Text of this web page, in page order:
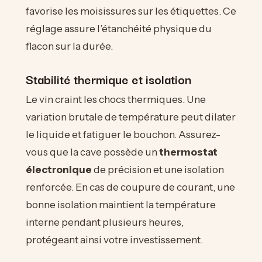
favorise les moisissures sur les étiquettes. Ce
réglage assure l’étanchéité physique du
flacon sur la durée.
Stabilité thermique et isolation
Le vin craint les chocs thermiques. Une
variation brutale de température peut dilater
le liquide et fatiguer le bouchon. Assurez-
vous que la cave possède unthermostat
électroniquede précision et une isolation
renforcée. En cas de coupure de courant, une
bonne isolation maintient la température
interne pendant plusieurs heures,
protégeant ainsi votre investissement.